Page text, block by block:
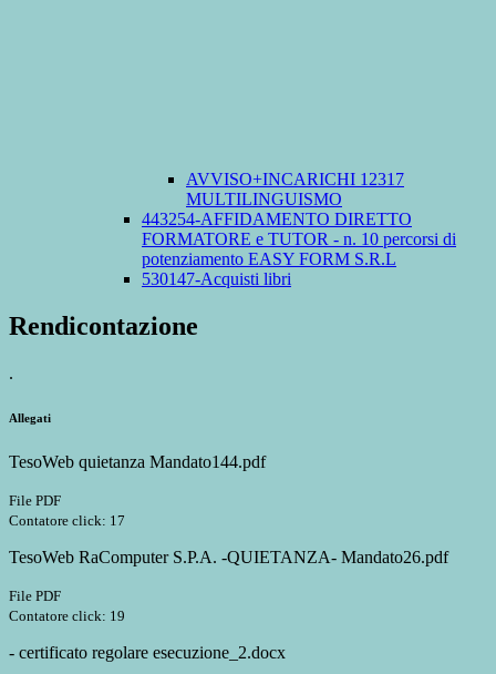
AVVISO+INCARICHI 12317
MULTILINGUISMO
443254-AFFIDAMENTO DIRETTO
FORMATORE e TUTOR - n. 10 percorsi di
potenziamento EASY FORM S.R.L
530147-Acquisti libri
Rendicontazione
.
Allegati
TesoWeb quietanza Mandato144.pdf
File PDF
Contatore click: 17
TesoWeb RaComputer S.P.A. -QUIETANZA- Mandato26.pdf
File PDF
Contatore click: 19
- certificato regolare esecuzione_2.docx